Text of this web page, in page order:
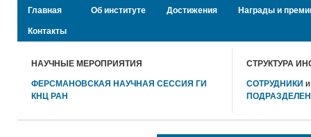
Главная Об институте Достижения Награды и
Контакты
НАУЧНЫЕ МЕРОПРИЯТИЯ
ФЕРСМАНОВСКАЯ НАУЧНАЯ СЕССИЯ ГИ
КНЦ РАН
СТРУКТУРА
СОТРУДНИКИ